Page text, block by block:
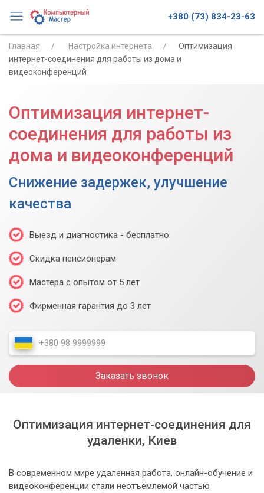
+380 (73) 834-23-63
Главная Настройка интернета
Оптимизация
интернет-соединения для работы из дома и
видеоконференций
Оптимизация интернет-
соединения для работы из
дома и видеоконференций
Снижение задержек, улучшение
качества
Выезд и диагностика - бесплатно
Скидка пенсионерам
Мастера с опытом от 5 лет
Фирменная гарантия до 3 лет
Заказать звонок
Оптимизация интернет-соединения для
удаленки, Киев
В современном мире удаленная работа, онлайн-обучение и
видеоконференции стали неотъемлемой частью